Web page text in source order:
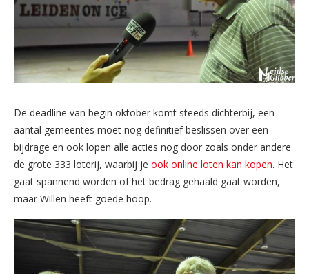
De deadline van begin oktober komt steeds dichterbij, een
aantal gemeentes moet nog definitief beslissen over een
bijdrage en ook lopen alle acties nog door zoals onder andere
de grote 333 loterij, waarbij je ook online loten kan kopen. Het
gaat spannend worden of het bedrag gehaald gaat worden,
maar Willen heeft goede hoop.